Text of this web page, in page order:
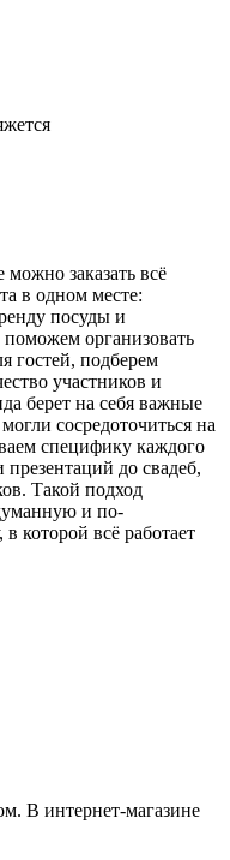
заказать всё
в одном месте:
посуды и
организовать
гостей, подберем
участников и
берет на себя важные
сосредоточиться на
специфику каждого
до свадеб,
Такой подход
и по-
которой всё работает
В интернет-магазине